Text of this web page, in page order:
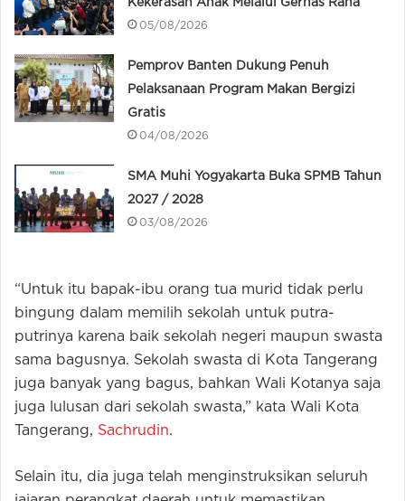
Kekerasan Anak Melalui Gernas Rana
05/08/2026
Pemprov Banten Dukung Penuh
Pelaksanaan Program Makan Bergizi
Gratis
04/08/2026
SMA Muhi Yogyakarta Buka SPMB Tahun
2027 / 2028
03/08/2026
“Untuk itu bapak-ibu orang tua murid tidak perlu
bingung dalam memilih sekolah untuk putra-
putrinya karena baik sekolah negeri maupun swasta
sama bagusnya. Sekolah swasta di Kota Tangerang
juga banyak yang bagus, bahkan Wali Kotanya saja
juga lulusan dari sekolah swasta,” kata Wali Kota
Tangerang, Sachrudin.
Selain itu, dia juga telah menginstruksikan seluruh